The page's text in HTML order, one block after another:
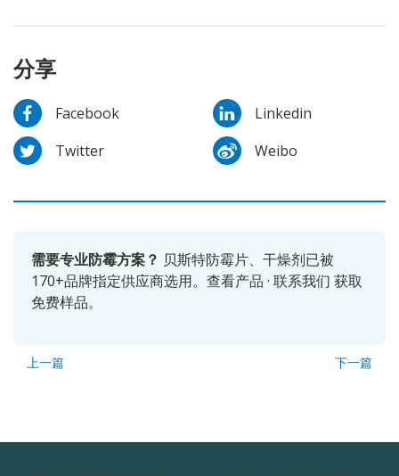
分享
Facebook
Linkedin
Twitter
Weibo
需要专业防霉方案？ 贝斯特防霉片、干燥剂已被
170+品牌指定供应商选用。 查看产品 · 联系我们 获取
免费样品。
上一篇 下一篇